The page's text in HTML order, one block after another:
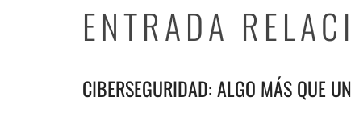
ENTRADA
CIBERSEGURIDAD: ALGO MÁS QUE